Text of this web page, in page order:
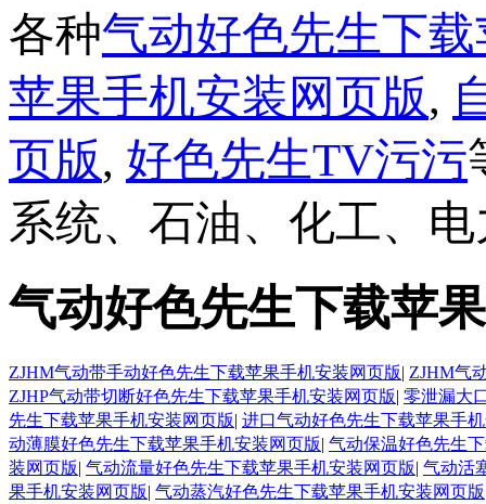
各种气动好色先生下
苹果手机安装网页版,
页版, 好色先生TV污污
系统、石油、化工、电
气动好色先生下载苹
ZJHM气动带手动好色先生下载苹果手机安装网页版| ZJHM气
ZJHP气动带切断好色先生下载苹果手机安装网页版| 零泄漏大
先生下载苹果手机安装网页版| 进口气动好色先生下载苹果手
动薄膜好色先生下载苹果手机安装网页版| 气动保温好色先生
装网页版| 气动流量好色先生下载苹果手机安装网页版| 气动活
果手机安装网页版| 气动蒸汽好色先生下载苹果手机安装网页版